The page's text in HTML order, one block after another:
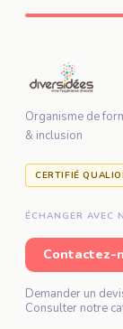
Organisme de
& inclusion
CERTIFIÉ
ÉCHANGER AVEC
Contactez-
Demander un
Consulter notre